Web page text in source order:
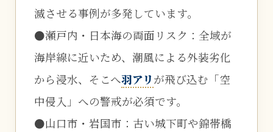
滅させる事例が多発しています。
●瀬戸内・日本海の両面リスク：全域が
海岸線に近いため、潮風による外装劣化
から浸水、そこへ羽アリ が飛び込む「空
中侵入」への警戒が必須です。
●山口市・岩国市：古い城下町や錦帯橋